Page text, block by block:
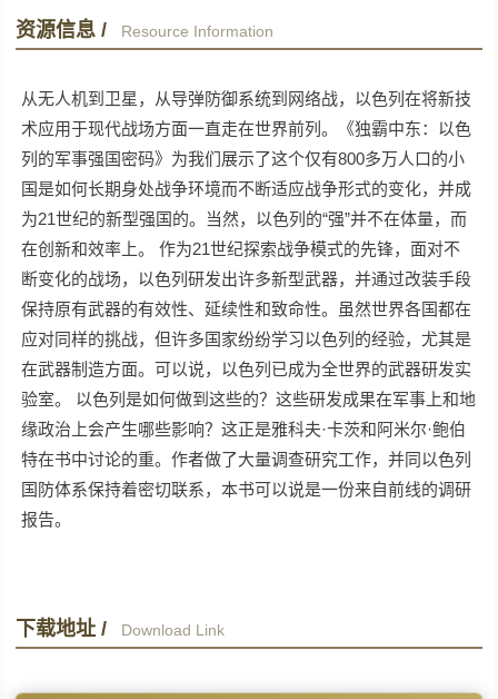
资源信息 / Resource Information
从无人机到卫星，从导弹防御系统到网络战，以色列在将新技
术应用于现代战场方面一直走在世界前列。《独霸中东：以色
列的军事强国密码》为我们展示了这个仅有800多万人口的小
国是如何长期身处战争环境而不断适应战争形式的变化，并成
为21世纪的新型强国的。当然，以色列的“强”并不在体量，而
在创新和效率上。 作为21世纪探索战争模式的先锋，面对不
断变化的战场，以色列研发出许多新型武器，并通过改装手段
保持原有武器的有效性、延续性和致命性。虽然世界各国都在
应对同样的挑战，但许多国家纷纷学习以色列的经验，尤其是
在武器制造方面。可以说，以色列已成为全世界的武器研发实
验室。 以色列是如何做到这些的？这些研发成果在军事上和地
缘政治上会产生哪些影响？这正是雅科夫·卡茨和阿米尔·鲍伯
特在书中讨论的重。作者做了大量调查研究工作，并同以色列
国防体系保持着密切联系，本书可以说是一份来自前线的调研
报告。
下载地址 / Download Link